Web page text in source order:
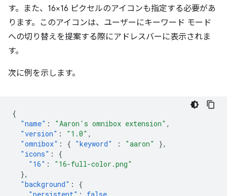
す。また、16×16 ピクセルのアイコンも指定する必要があ
ります。このアイコンは、ユーザーにキーワード モード
への切り替えを提案する際にアドレスバーに表示されま
す。
次に例を示します。
{
"name" : "Aaron's omnibox extension" ,
"version" : "1.0" ,
"omnibox" : { "keyword" : "aaron"
},
"icons" :
{
"16" :
"16-full-color.png"
},
"background" :
{